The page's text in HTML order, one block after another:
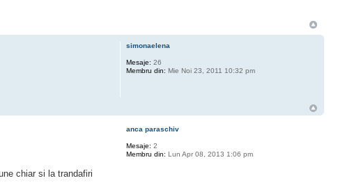
simonaelena
Mesaje: 26
Membru din: Mie Noi 23, 2011 10:32 pm
chiar si la trandafiri
anca paraschiv
Mesaje: 2
Membru din: Lun Apr 08, 2013 1:06 pm